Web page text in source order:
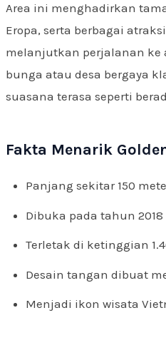
Area ini menghadirkan
Eropa, serta berbagai
melanjutkan perjalanan ke
bunga atau desa bergaya
suasana terasa seperti
Fakta Menarik
Panjang sekitar 150
Dibuka pada tahun 2018
Terletak di ketinggian
Desain tangan dibuat
Menjadi ikon wisata